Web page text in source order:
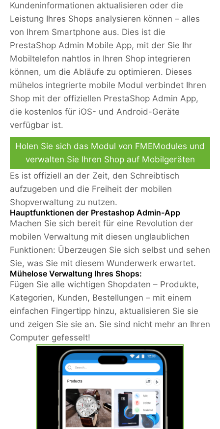
Kundeninformationen aktualisieren oder die
Leistung Ihres Shops analysieren können – alles
von Ihrem Smartphone aus. Dies ist die
PrestaShop Admin Mobile App, mit der Sie Ihr
Mobiltelefon nahtlos in Ihren Shop integrieren
können, um die Abläufe zu optimieren. Dieses
mühelos integrierte mobile Modul verbindet Ihren
Shop mit der offiziellen PrestaShop Admin App,
die kostenlos für iOS- und Android-Geräte
verfügbar ist.
Holen Sie sich das Modul von FMEModules und
verwalten Sie Ihren Shop auf Mobilgeräten
Es ist offiziell an der Zeit, den Schreibtisch
aufzugeben und die Freiheit der mobilen
Shopverwaltung zu nutzen.
Hauptfunktionen der Prestashop Admin-App
Machen Sie sich bereit für eine Revolution der
mobilen Verwaltung mit diesen unglaublichen
Funktionen: Überzeugen Sie sich selbst und sehen
Sie, was Sie mit diesem Wunderwerk erwartet.
Mühelose Verwaltung Ihres Shops:
Fügen Sie alle wichtigen Shopdaten – Produkte,
Kategorien, Kunden, Bestellungen – mit einem
einfachen Fingertipp hinzu, aktualisieren Sie sie
und zeigen Sie sie an. Sie sind nicht mehr an Ihren
Computer gefesselt!